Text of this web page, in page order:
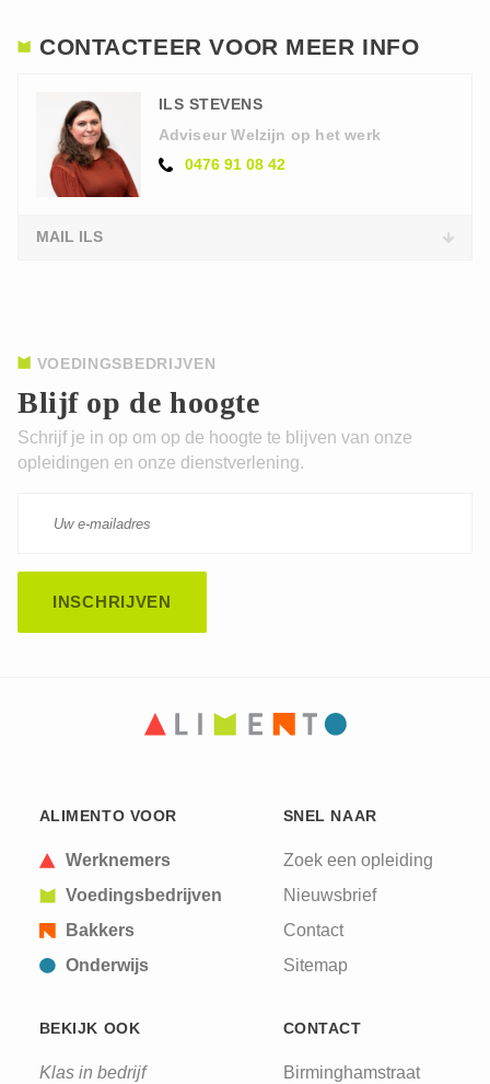
CONTACTEER VOOR MEER INFO
ILS STEVENS
Adviseur Welzijn op het werk
0476 91 08 42
MAIL ILS
submissions.
Blijf op de hoogte
VOEDINGSBEDRIJVEN
Schrijf je in op om op de hoogte te blijven van onze
opleidingen en onze dienstverlening.
ALIMENTO VOOR
Werknemers
Voedingsbedrijven
Bakkers
Onderwijs
SNEL NAAR
Zoek een opleiding
Nieuwsbrief
Contact
Sitemap
BEKIJK OOK
Klas in bedrijf
CONTACT
Birminghamstraat